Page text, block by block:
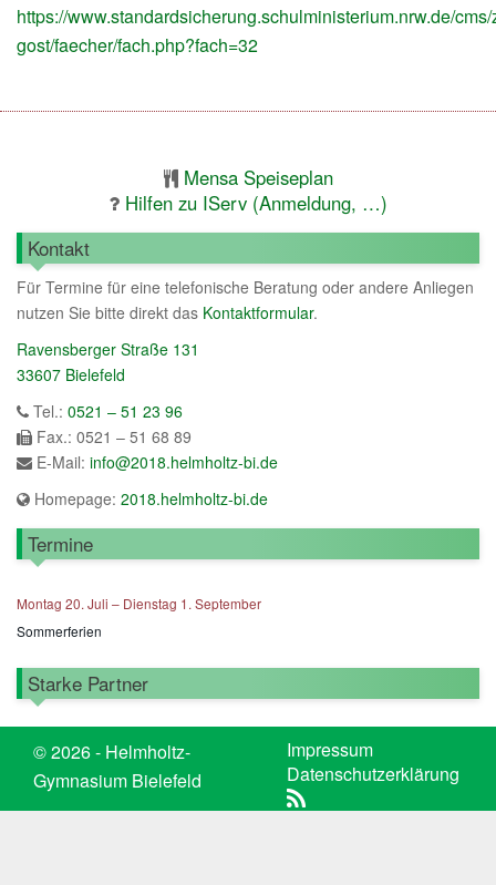
https://www.standardsicherung.schulministerium.nrw.de/
gost/faecher/fach.php?fach=32
Mensa Speiseplan
Hilfen zu IServ (Anmeldung, …)
Kontakt
Für Termine für eine telefonische Beratung oder andere Anliegen
nutzen Sie bitte direkt das Kontaktformular.
Ravensberger Straße 131
33607 Bielefeld
Tel.: 0521 – 51 23 96
Fax.: 0521 – 51 68 89
E-Mail: info@2018.helmholtz-bi.de
Homepage: 2018.helmholtz-bi.de
Termine
Montag 20. Juli – Dienstag 1. September
Sommerferien
Starke Partner
© 2026 - Helmholtz-
Gymnasium Bielefeld
Impressum
Datenschutzerklärung